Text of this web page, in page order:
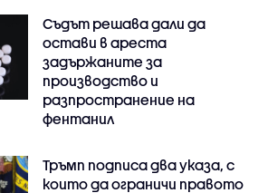
Съдът решава дали да
остави в ареста
задържаните за
производство и
разпространение на
фентанил
Тръмп подписа два указа, с
които да ограничи правото